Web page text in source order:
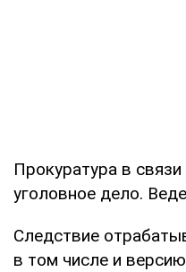
Прокуратура в
уголовное дело.
Следствие
в том числе и